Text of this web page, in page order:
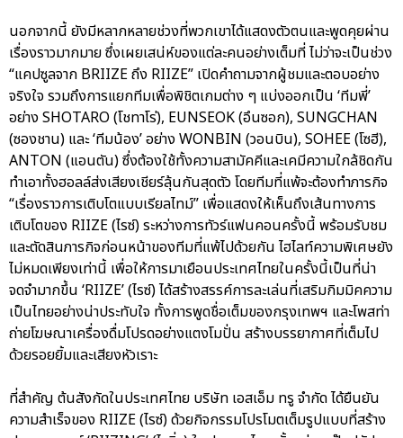
นอกจากนี้ ยังมีหลากหลายช่วงที่พวกเขาได้แสดงตัวตนและพูดคุยผ่าน
เรื่องราวมากมาย ซึ่งเผยเสน่ห์ของแต่ละคนอย่างเต็มที่ ไม่ว่าจะเป็นช่วง
“แคปซูลจาก BRIIZE ถึง RIIZE” เปิดคำถามจากผู้ชมและตอบอย่าง
จริงใจ รวมถึงการแยกทีมเพื่อพิชิตเกมต่าง ๆ แบ่งออกเป็น ‘ทีมพี่’
อย่าง SHOTARO (โชทาโร่), EUNSEOK (อึนซอก), SUNGCHAN
(ซองชาน) และ ‘ทีมน้อง’ อย่าง WONBIN (วอนบิน), SOHEE (โซฮี),
ANTON (แอนตัน) ซึ่งต้องใช้ทั้งความสามัคคีและเคมีความใกล้ชิดกัน
ทำเอาทั้งฮอลล์ส่งเสียงเชียร์ลุ้นกันสุดตัว โดยทีมที่แพ้จะต้องทำภารกิจ
“เรื่องราวการเติบโตแบบเรียลไทม์” เพื่อแสดงให้เห็นถึงเส้นทางการ
เติบโตของ RIIZE (ไรซ์) ระหว่างการทัวร์แฟนคอนครั้งนี้ พร้อมรับชม
และตัดสินภารกิจก่อนหน้าของทีมที่แพ้ไปด้วยกัน ไฮไลท์ความพิเศษยัง
ไม่หมดเพียงเท่านี้ เพื่อให้การมาเยือนประเทศไทยในครั้งนี้เป็นที่น่า
จดจำมากขึ้น ‘RIIZE’ (ไรซ์) ได้สร้างสรรค์การละเล่นที่เสริมกิมมิคความ
เป็นไทยอย่างน่าประทับใจ ทั้งการพูดชื่อเต็มของกรุงเทพฯ และโพสท่า
ถ่ายโฆษณาเครื่องดื่มโปรดอย่างแตงโมปั่น สร้างบรรยากาศที่เต็มไป
ด้วยรอยยิ้มและเสียงหัวเราะ
ที่สำคัญ ต้นสังกัดในประเทศไทย บริษัท เอสเอ็ม ทรู จำกัด ได้ยืนยัน
ความสำเร็จของ RIIZE (ไรซ์) ด้วยกิจกรรมโปรโมตเต็มรูปแบบที่สร้าง